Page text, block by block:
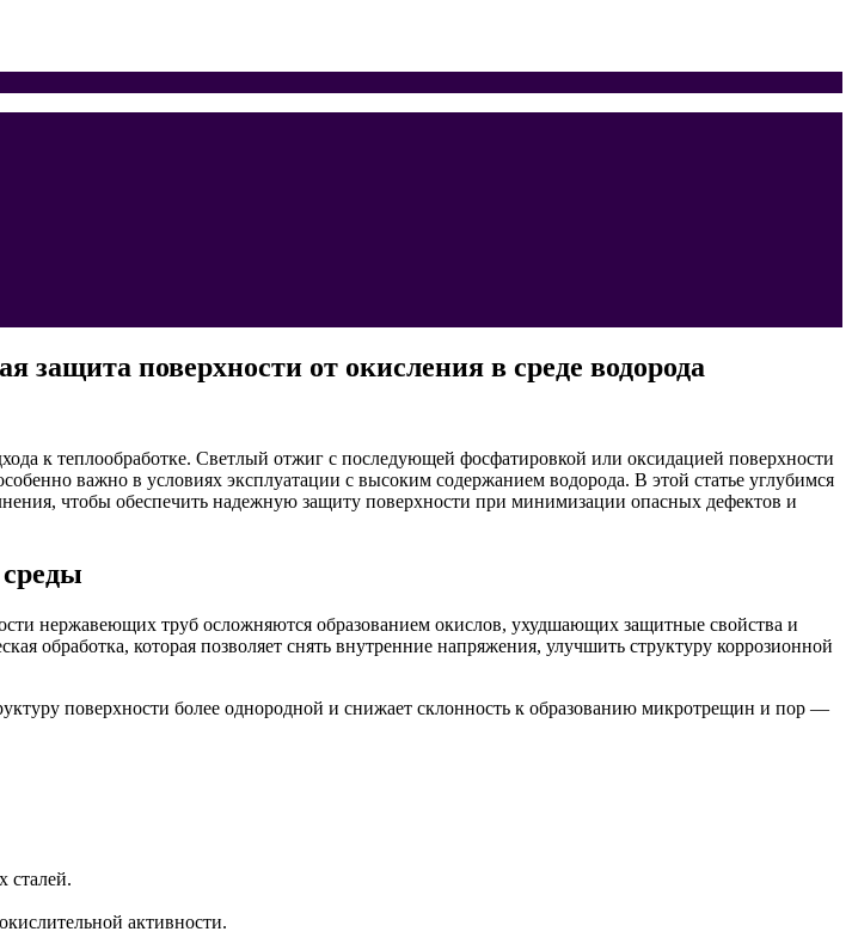
поверхности от окисления в среде водорода
к теплообработке. Светлый отжиг с последующей фосфатировкой или оксидацией поверхности
важно в условиях эксплуатации с высоким содержанием водорода. В этой статье углубимся
чтобы обеспечить надежную защиту поверхности при минимизации опасных дефектов и
нержавеющих труб осложняются образованием окислов, ухудшающих защитные свойства и
которая позволяет снять внутренние напряжения, улучшить структуру коррозионной
поверхности более однородной и снижает склонность к образованию микротрещин и пор —
сталей.
активности.